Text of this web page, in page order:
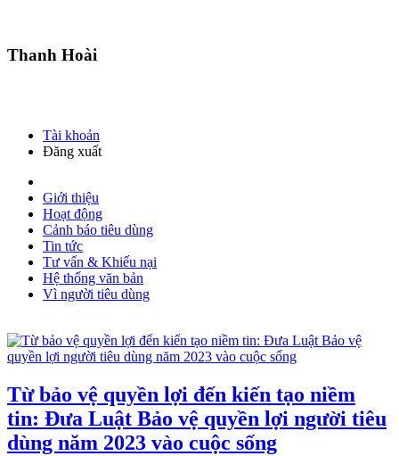
Thanh Hoài
Tài khoản
Đăng xuất
Giới thiệu
Hoạt động
Cảnh báo tiêu dùng
Tin tức
Tư vấn & Khiếu nại
Hệ thống văn bản
Vì người tiêu dùng
Từ bảo vệ quyền lợi đến kiến tạo niềm
tin: Đưa Luật Bảo vệ quyền lợi người tiêu
dùng năm 2023 vào cuộc sống